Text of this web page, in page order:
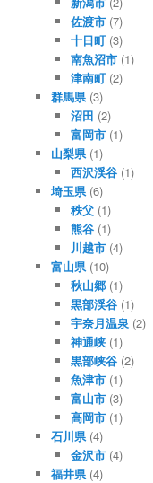
佐渡市 (7)
十日町 (3)
南魚沼市 (1)
津南町 (2)
群馬県(3)
沼田 (2)
富岡市 (1)
山梨県(1)
西沢渓谷 (1)
埼玉県(6)
秩父 (1)
熊谷 (1)
川越市 (4)
富山県(10)
秋山郷 (1)
黒部渓谷 (1)
宇奈月温泉 (2)
神通峡 (1)
黒部峡谷 (2)
魚津市 (1)
富山市 (3)
高岡市 (1)
石川県(4)
金沢市 (4)
福井県(4)